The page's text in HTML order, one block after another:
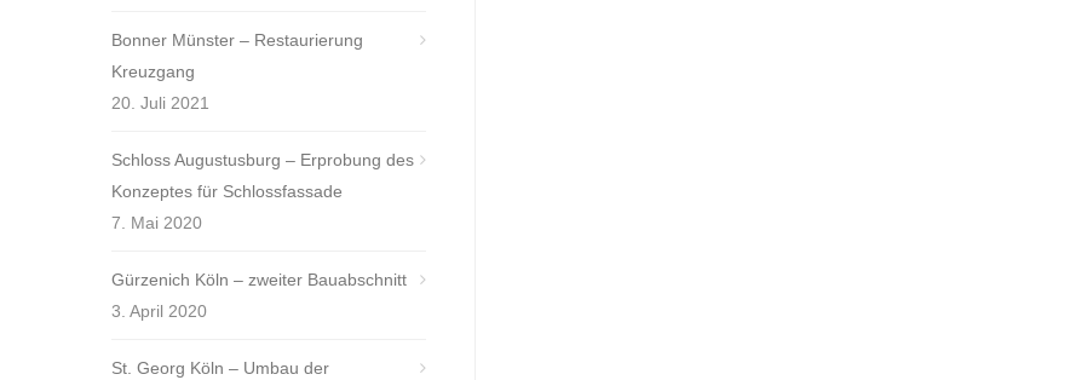
Bonner Münster – Restaurierung
Kreuzgang
20. Juli 2021
Schloss Augustusburg – Erprobung des
Konzeptes für Schlossfassade
7. Mai 2020
Gürzenich Köln – zweiter Bauabschnitt
3. April 2020
St. Georg Köln – Umbau der